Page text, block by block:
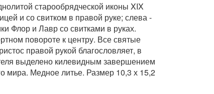
старообрядческой иконы XIX
и со свитком в правой руке; слева -
Флор и Лавр со свитками в руках.
повороте к центру. Все святые
правой рукой благословляет, в
выделено килевидным завершением
мира. Медное литье. Размер 10,3 х 15,2